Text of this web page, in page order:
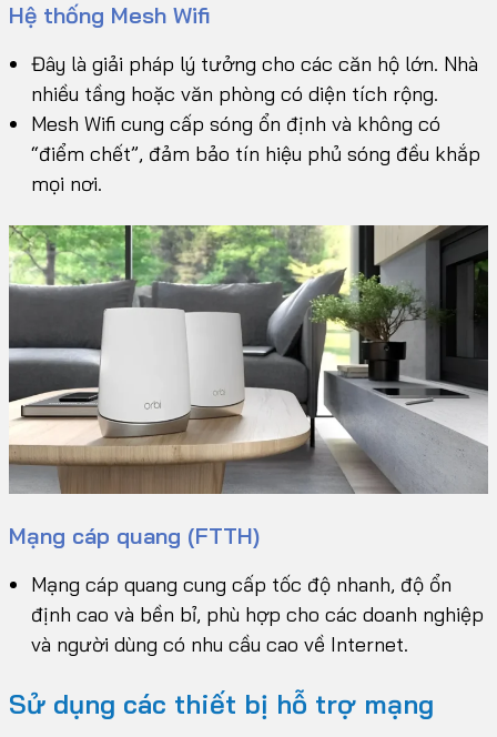
Hệ thống Mesh Wifi
Đây là giải pháp lý tưởng cho các căn hộ lớn. Nhà
nhiều tầng hoặc văn phòng có diện tích rộng.
Mesh Wifi cung cấp sóng ổn định và không có
“điểm chết”, đảm bảo tín hiệu phủ sóng đều khắp
mọi nơi.
Mạng cáp quang (FTTH)
Mạng cáp quang cung cấp tốc độ nhanh, độ ổn
định cao và bền bỉ, phù hợp cho các doanh nghiệp
và người dùng có nhu cầu cao về Internet.
Sử dụng các thiết bị hỗ trợ mạng